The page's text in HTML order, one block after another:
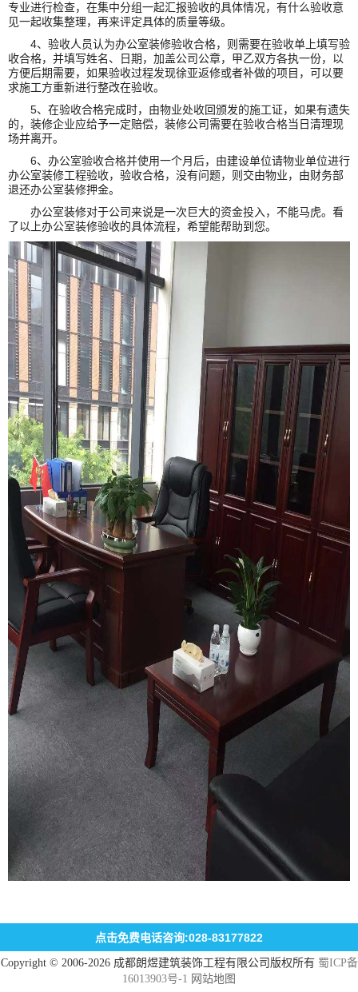
专业进行检查，在集中分组一起汇报验收的具体情况，有什么验收意
见一起收集整理，再来评定具体的质量等级。
4、 验收人员认为办公室装修验收合格，则需要在验收单上填写验
收合格，并填写姓名、日期，加盖公司公章，甲乙双方各执一份，以
方便后期需要，如果验收过程发现徐亚返修或者补做的项目，可以要
求施工方重新进行整改在验收。
5、 在验收合格完成时，由物业处收回颁发的施工证，如果有遗失
的，装修企业应给予一定赔偿，装修公司需要在验收合格当日清理现
场并离开。
6、 办公室验收合格并使用一个月后，由建设单位请物业单位进行
办公室装修工程验收，验收合格，没有问题，则交由物业，由财务部
退还办公室装修押金。
办公室装修对于公司来说是一次巨大的资金投入，不能马虎。看
了以上办公室装修验收的具体流程，希望能帮助到您。
点击免费电话咨询:028-83177822
Copyright © 2006-2026 成都朗煜建筑装饰工程有限公司版权所有 蜀ICP备
16013903号-1 网站地图